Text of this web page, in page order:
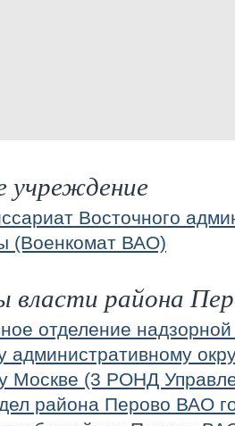
Восточного
(Военкомат ВАО)
власти района
отделение
административному
Москве (3 РОНД
района Перово ВАО